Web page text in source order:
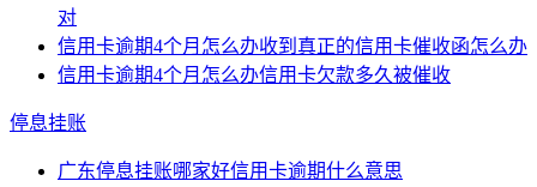
对
信用卡逾期4个月怎么办收到真正的信用卡催收函怎么办
信用卡逾期4个月怎么办信用卡欠款多久被催收
停息挂账
广东停息挂账哪家好信用卡逾期什么意思